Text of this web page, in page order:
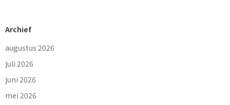
Archief
augustus 2026
juli 2026
juni 2026
mei 2026